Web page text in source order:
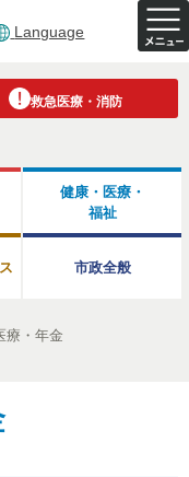
Language
救急医療・消防
健康・医療・
福祉
市政全般
療・年金